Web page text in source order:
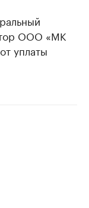
ООО «МК
уплаты